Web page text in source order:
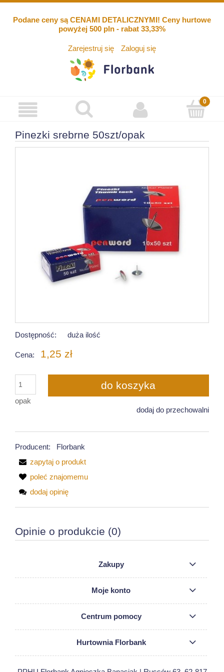
Podane ceny są CENAMI DETALICZNYMI! Ceny hurtowe
powyżej 500 pln - rabat 33,33%
Zarejestruj się Zaloguj się
Pinezki srebrne 50szt/opak
Dostępność: duża ilość
Cena: 1,25 zł
opak
do koszyka
dodaj do przechowalni
Producent:
Florbank
zapytaj o produkt
poleć znajomemu
dodaj opinię
Opinie o produkcie (0)
Zakupy
Moje konto
Centrum pomocy
Hurtownia Florbank